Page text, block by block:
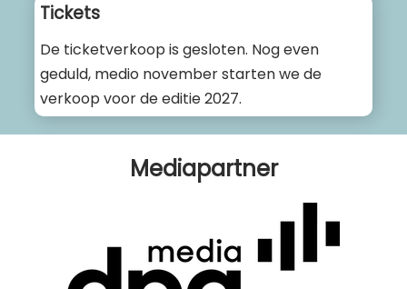
Tickets
De ticketverkoop is gesloten. Nog even
geduld, medio november starten we de
verkoop voor de editie 2027.
Mediapartner